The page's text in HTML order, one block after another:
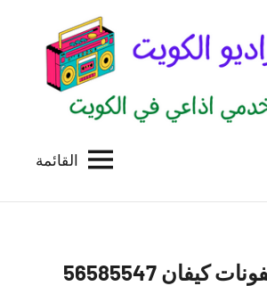
القائمة
فني تصليح تلفونات كيفان 56585547